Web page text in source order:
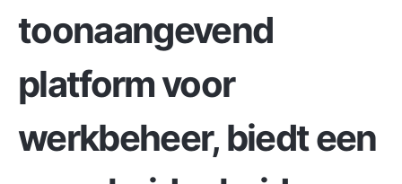
toonaangevend
platform voor
werkbeheer, biedt een